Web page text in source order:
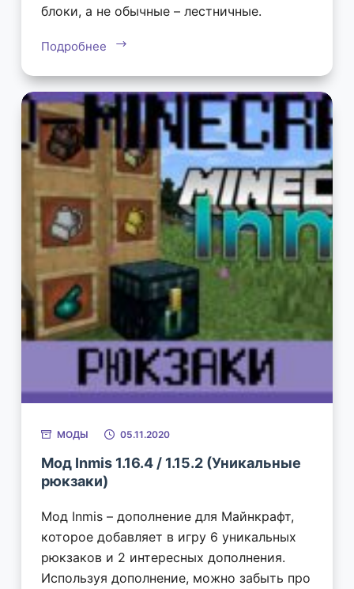
блоки, а не обычные – лестничные.
Подробнее
МОДЫ 05.11.2020
Мод Inmis 1.16.4 / 1.15.2 (Уникальные
рюкзаки)
Мод Inmis – дополнение для Майнкрафт,
которое добавляет в игру 6 уникальных
рюкзаков и 2 интересных дополнения.
Используя дополнение, можно забыть про